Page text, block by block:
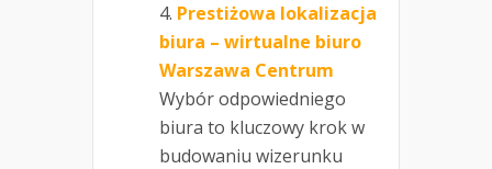
Prestiżowa lokalizacja
biura – wirtualne biuro
Warszawa Centrum
Wybór odpowiedniego
biura to kluczowy krok w
budowaniu wizerunku